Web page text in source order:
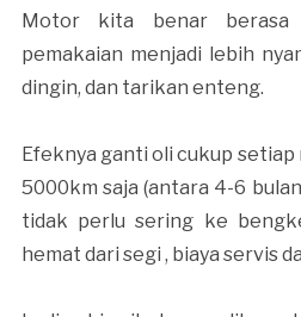
Motor kita benar berasa
pemakaian menjadi lebih
dingin, dan tarikan enteng.
Efeknya ganti oli cukup
5000km saja (antara 4-6
tidak perlu sering ke
hemat dari segi , biaya servis